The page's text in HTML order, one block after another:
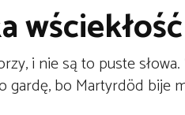
i nie są to puste
bo Martyrdöd bije